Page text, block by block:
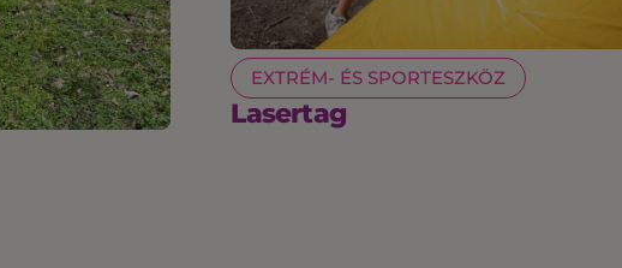
EXTRÉM- ÉS SPORTESZKÖZ
Lasertag